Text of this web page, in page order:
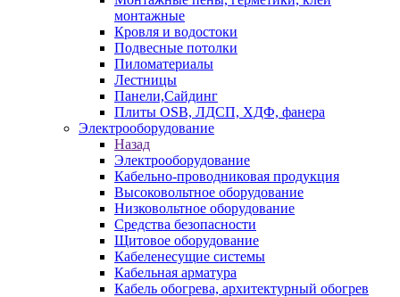
монтажные
Кровля и водостоки
Подвесные потолки
Пиломатериалы
Лестницы
Панели,Сайдинг
Плиты OSB, ЛДСП, ХДФ, фанера
Электрооборудование
Назад
Электрооборудование
Кабельно-проводниковая продукция
Высоковольтное оборудование
Низковольтное оборудование
Средства безопасности
Щитовое оборудование
Кабеленесущие системы
Кабельная арматура
Кабель обогрева, архитектурный обогрев